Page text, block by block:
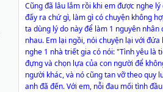
Cũng đã lâu lắm rồi khi em được nghe
đấy ra chứ gì, làm gì có chuyện không
ta dùng lý do này để làm 1 nguyên
nhau. Em lại ngồi, nói chuyện lại với
nghe 1 nhà triết gia có nói: "Tình yêu là
đựng và chọn lựa của con người để
người khác, và nó cũng tan vỡ theo quy
anh đã đến. Với em, nỗi đau mối tình